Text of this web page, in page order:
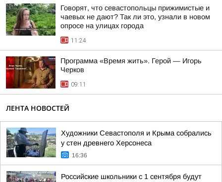
Говорят, что севастопольцы прижимистые и
чаевых не дают? Так ли это, узнали в новом
опросе на улицах города
11:24
Программа «Время жить». Герой — Игорь
Черков
09:11
ЛЕНТА НОВОСТЕЙ
Художники Севастополя и Крыма собрались
у стен древнего Херсонеса
16:36
Российские школьники с 1 сентября будут